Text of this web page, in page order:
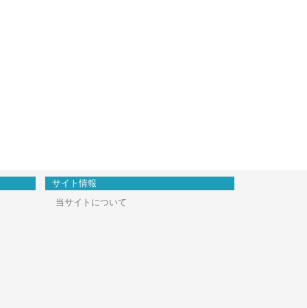
サイト情報
当サイトについて